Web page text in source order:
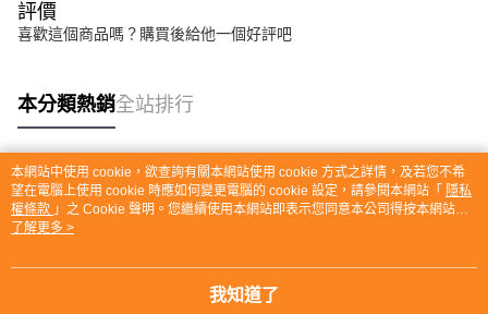
評價
喜歡這個商品嗎？購買後給他一個好評吧
本分類熱銷全站排行
熱門標籤
本網站中使用 cookie，欲查詢有關本網站使用 cookie 方式之詳情，及若您不希
望在電腦上使用 cookie 時應如何變更電腦的 cookie 設定，請參閱本網站「 隱私
權條款 」之 Cookie 聲明。您繼續使用本網站即表示您同意本公司得按本網站使
用條款之 Cookie 聲明使用 cookie。
了解更多 >
我知道了